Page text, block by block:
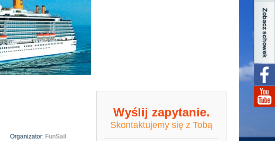
Organizator: FunSail
Wyślij zapytanie.
Skontaktujemy się z Tobą